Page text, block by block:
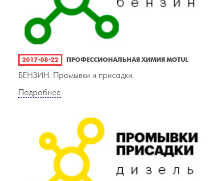
2017-08-22 ПРОФЕССИОНАЛЬНАЯ ХИМИЯ MOTUL
БЕНЗИН. Промывки и присадки.
Подробнее